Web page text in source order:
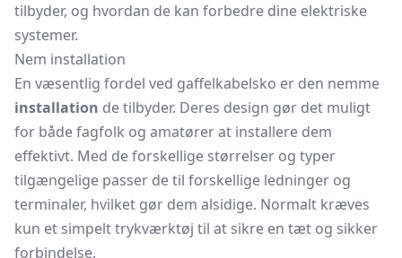
tilbyder, og hvordan de kan forbedre dine elektriske
systemer.
Nem installation
En væsentlig fordel ved gaffelkabelsko er den nemme
installation de tilbyder. Deres design gør det muligt
for både fagfolk og amatører at installere dem
effektivt. Med de forskellige størrelser og typer
tilgængelige passer de til forskellige ledninger og
terminaler, hvilket gør dem alsidige. Normalt kræves
kun et simpelt trykværktøj til at sikre en tæt og sikker
forbindelse.